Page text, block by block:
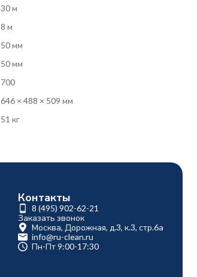
30 м
8 м
50 мм
50 мм
700
646 × 488 × 509 мм
51 кг
Контакты
8 (495) 902-62-21
Заказать звонок
Москва, Дорожная, д.3, к.3, стр.6а
info@ru-clean.ru
Пн-Пт 9:00-17:30